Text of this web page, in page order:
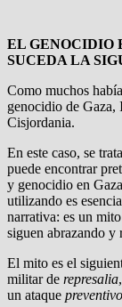
EL GENOCIDIO
SUCEDA LA
Como muchos
genocidio de Gaza,
Cisjordania.
En este caso, se
puede encontrar
y genocidio en
utilizando es
narrativa: es un
siguen abrazando y
El mito es el
militar de represalia
un ataque preventivo